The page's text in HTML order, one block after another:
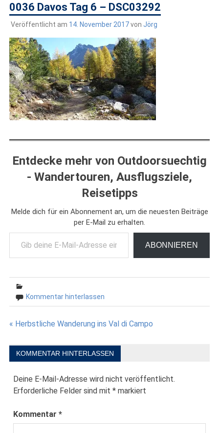
0036 Davos Tag 6 – DSC03292
Veröffentlicht am 14. November 2017von Jörg
Entdecke mehr von Outdoorsuechtig
- Wandertouren, Ausflugsziele,
Reisetipps
Melde dich für ein Abonnement an, um die neuesten Beiträge
per E-Mail zu erhalten.
Gib deine E-Mail-Adresse ein ...
ABONNIEREN
Kommentar hinterlassen
Beitragsnavigation
« Herbstliche Wanderung ins Val di Campo
KOMMENTAR HINTERLASSEN
Deine E-Mail-Adresse wird nicht veröffentlicht.
Erforderliche Felder sind mit* markiert
Kommentar*